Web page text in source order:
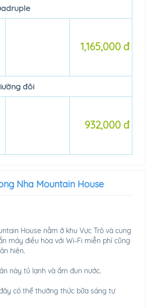
1,165,000 đ
đôi
932,000 đ
Nha Mountain House
House nằm ở khu Vực Trô và cung
máy điều hòa với Wi-Fi miễn phí cũng
hiên.
này tủ lạnh và ấm đun nước.
có thể thưởng thức bữa sáng tự